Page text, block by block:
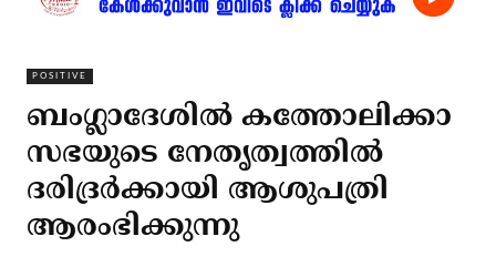
POSITIVE
ബംഗ്ലാദേശില്‍ കത്തോലിക്കാ
സഭയുടെ നേതൃത്വത്തില്‍
ദരിദ്രര്‍ക്കായി ആശുപത്രി
ആരംഭിക്കുന്നു